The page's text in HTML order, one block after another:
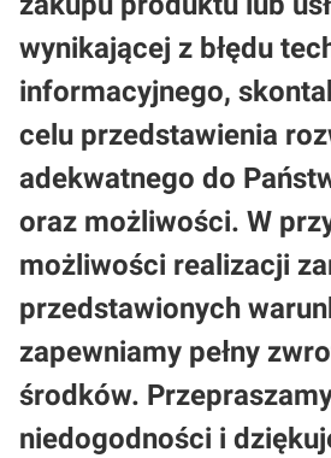
wynikającej z błędu
informacyjnego,
celu przedstawienia
adekwatnego do
oraz możliwości. W
możliwości realizacji
przedstawionych
zapewniamy pełny
środków.
niedogodności i